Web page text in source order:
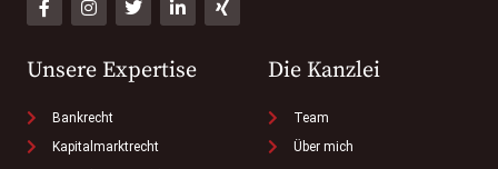
Unsere Expertise
Bankrecht
Kapitalmarktrecht
Die Kanzlei
Team
Über mich